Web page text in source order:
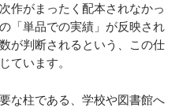
作がまったく配本されなかっ
「単品での実績」が反映され
が判断されるという、この仕
ています。
な柱である、学校や図書館へ